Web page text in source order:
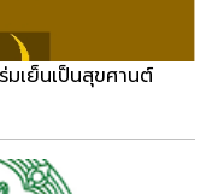
มเย็นเป็นสุขศานต์